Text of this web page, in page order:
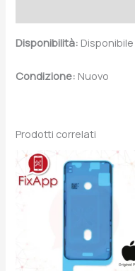
Disponibilità: Disponibile
Condizione: Nuovo
Prodotti correlati